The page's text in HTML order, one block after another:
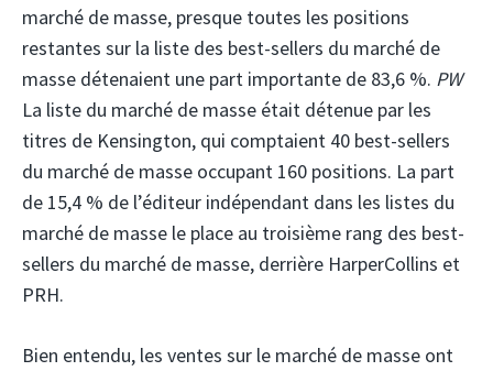
marché de masse, presque toutes les positions
restantes sur la liste des best-sellers du marché de
masse détenaient une part importante de 83,6 %. PW
La liste du marché de masse était détenue par les
titres de Kensington, qui comptaient 40 best-sellers
du marché de masse occupant 160 positions. La part
de 15,4 % de l’éditeur indépendant dans les listes du
marché de masse le place au troisième rang des best-
sellers du marché de masse, derrière HarperCollins et
PRH.
Bien entendu, les ventes sur le marché de masse ont